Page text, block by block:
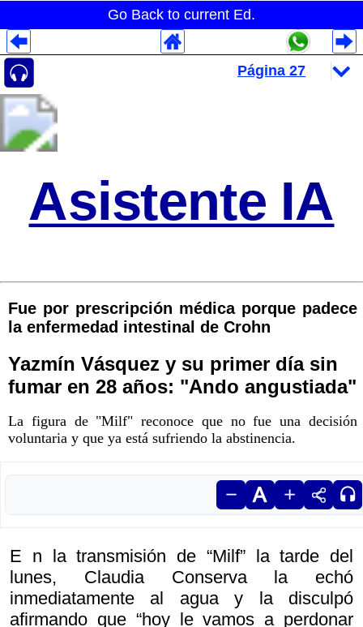
Go Back to current Ed.
Asistente IA
Fue por prescripción médica porque padece
la enfermedad intestinal de Crohn
Yazmín Vásquez y su primer día sin
fumar en 28 años: "Ando angustiada"
La figura de "Milf" reconoce que no fue una decisión
voluntaria y que ya está sufriendo la abstinencia.
E n la transmisión de “Milf” la tarde del
lunes, Claudia Conserva la echó
inmediatamente al agua y la disculpó
afirmando que “hoy le vamos a perdonar
Despliegues Analytics
Despliegues Totales
Despliegues por Rubros